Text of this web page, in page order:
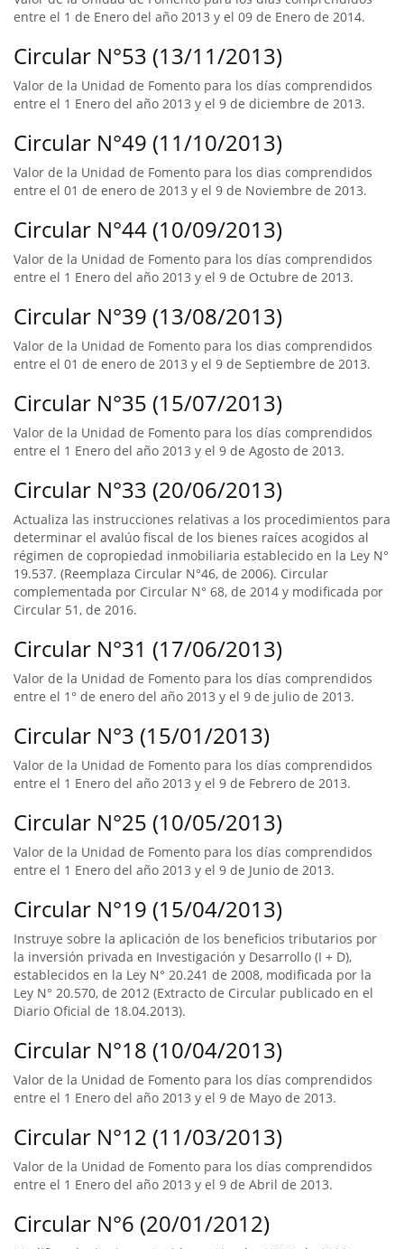
entre el 1 de Enero del año 2013 y el 09 de Enero de 2014.
Circular N°53 (13/11/2013)
Valor de la Unidad de Fomento para los días comprendidos
entre el 1 Enero del año 2013 y el 9 de diciembre de 2013.
Circular N°49 (11/10/2013)
Valor de la Unidad de Fomento para los dias comprendidos
entre el 01 de enero de 2013 y el 9 de Noviembre de 2013.
Circular N°44 (10/09/2013)
Valor de la Unidad de Fomento para los días comprendidos
entre el 1 Enero del año 2013 y el 9 de Octubre de 2013.
Circular N°39 (13/08/2013)
Valor de la Unidad de Fomento para los dias comprendidos
entre el 01 de enero de 2013 y el 9 de Septiembre de 2013.
Circular N°35 (15/07/2013)
Valor de la Unidad de Fomento para los días comprendidos
entre el 1 Enero del año 2013 y el 9 de Agosto de 2013.
Circular N°33 (20/06/2013)
Actualiza las instrucciones relativas a los procedimientos para
determinar el avalúo fiscal de los bienes raíces acogidos al
régimen de copropiedad inmobiliaria establecido en la Ley N°
19.537. (Reemplaza Circular N°46, de 2006). Circular
complementada por Circular N° 68, de 2014 y modificada por
Circular 51, de 2016.
Circular N°31 (17/06/2013)
Valor de la Unidad de Fomento para los días comprendidos
entre el 1° de enero del año 2013 y el 9 de julio de 2013.
Circular N°3 (15/01/2013)
Valor de la Unidad de Fomento para los días comprendidos
entre el 1 Enero del año 2013 y el 9 de Febrero de 2013.
Circular N°25 (10/05/2013)
Valor de la Unidad de Fomento para los días comprendidos
entre el 1 Enero del año 2013 y el 9 de Junio de 2013.
Circular N°19 (15/04/2013)
Instruye sobre la aplicación de los beneficios tributarios por
la inversión privada en Investigación y Desarrollo (I + D),
establecidos en la Ley N° 20.241 de 2008, modificada por la
Ley N° 20.570, de 2012 (Extracto de Circular publicado en el
Diario Oficial de 18.04.2013).
Circular N°18 (10/04/2013)
Valor de la Unidad de Fomento para los días comprendidos
entre el 1 Enero del año 2013 y el 9 de Mayo de 2013.
Circular N°12 (11/03/2013)
Valor de la Unidad de Fomento para los días comprendidos
entre el 1 Enero del año 2013 y el 9 de Abril de 2013.
Circular N°6 (20/01/2012)